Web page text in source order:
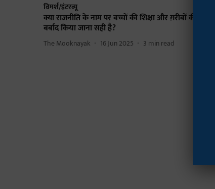
विमर्श/इंटरव्यू
क्या राजनीति के नाम पर बच्चों की शिक्षा और ग़रीबों की झुग्गियाँ
बर्बाद किया जाना सही है?
The Mooknayak 16 Jun 2025 3 min read